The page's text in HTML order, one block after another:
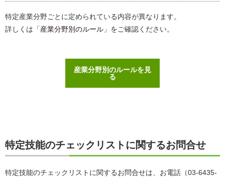
特定産業分野ごとに定められている内容が異なります。
詳しくは「産業分野別のルール 」をご確認ください。
産業分野別のルールを見
る
特定技能のチェックリストに関するお問合せ
特定技能のチェックリストに関するお問合せは、お電話（03-6435-